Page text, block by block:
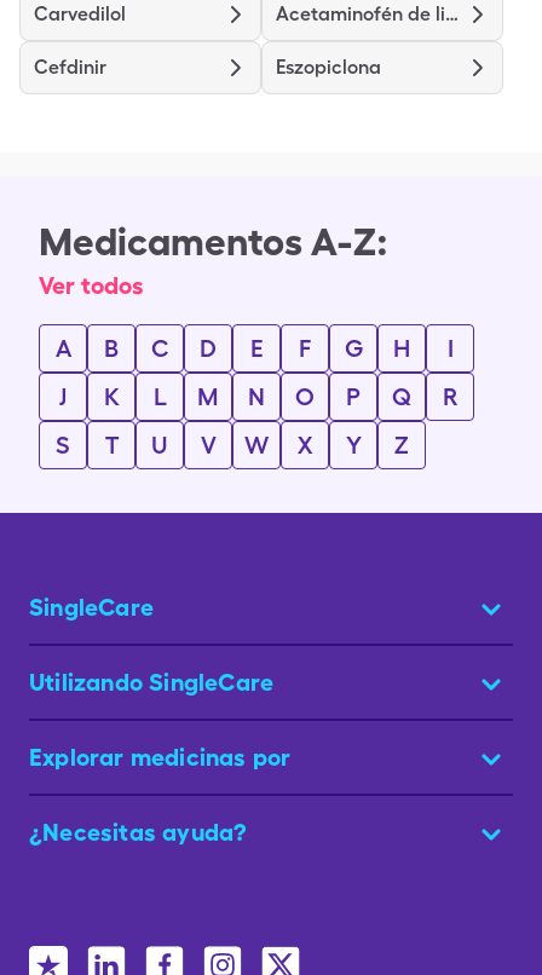
Carvedilol Acetaminofén de liberación prolongada
Cefdinir Eszopiclona
Medicamentos A-Z:
Ver todos
A B C D E F G H
I
J
K L M N O P Q
R
S
T U V W X Y Z
SingleCare
Utilizando SingleCare
Explorar medicinas por
¿Necesitas ayuda?